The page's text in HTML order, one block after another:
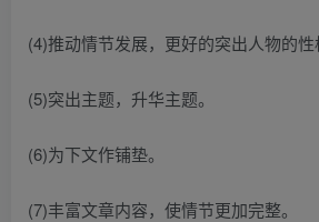
(4)推动情节发展，更好的突出人物的性
(5)突出主题，升华主题。
(6)为下文作铺垫。
(7)丰富文章内容，使情节更加完整。